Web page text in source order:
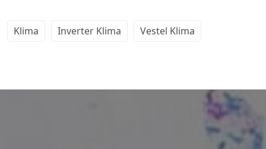
Klima Inverter Klima Vestel Klima